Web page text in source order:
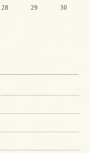
28 29 30